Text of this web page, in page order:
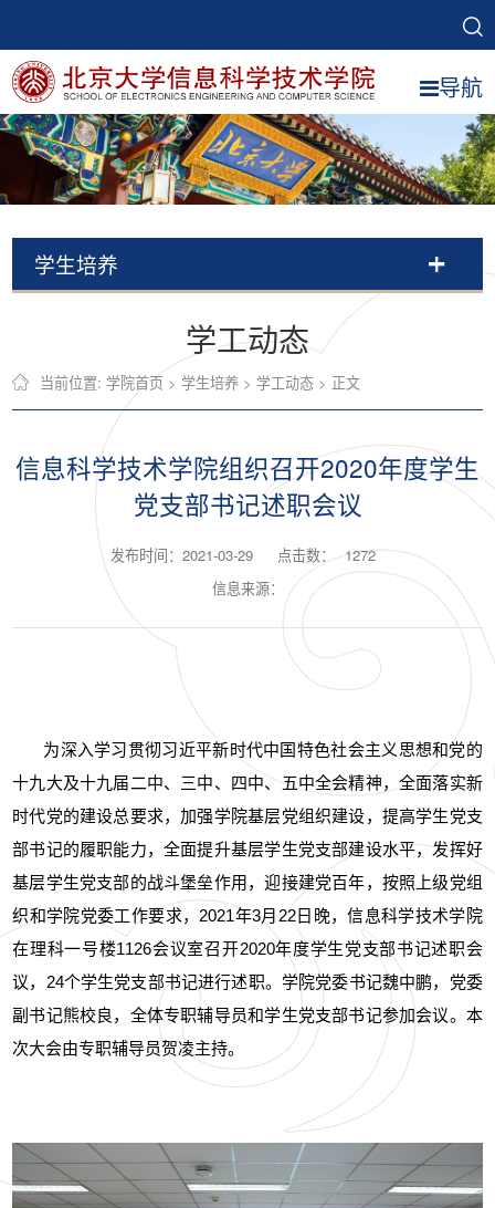
导航
学生培养
学工动态
当前位置:学院首页 >学生培养 >学工动态 > 正文
信息科学技术学院组织召开2020年度​学生
党支部书记述职会议
发布时间：2021-03-29 点击数： 1272
信息来源：
为深入学习贯彻习近平新时代中国特色社会主义思想和党的
十九大及十九届二中、三中、四中、五中全会精神，全面落实新
时代党的建设总要求，加强学院基层党组织建设，提高学生党支
部书记的履职能力，全面提升基层学生党支部建设水平，发挥好
基层学生党支部的战斗堡垒作用，迎接建党百年，按照上级党组
织和学院党委工作要求， 2021年3月 22日晚，信息科学技术学院
在理科一号楼1126会议室召开2020年度学生党支部书记述职会
议， 24个学生党支部书记进行述职。学院党委书记魏中鹏，党委
副书记熊校良，全体专职辅导员和学生党支部书记参加会议。本
次大会由专职辅导员贺凌主持。